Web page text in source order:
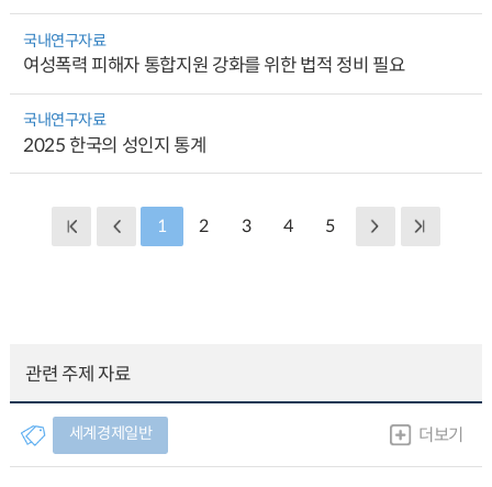
국내연구자료
여성폭력 피해자 통합지원 강화를 위한 법적 정비 필요
국내연구자료
2025 한국의 성인지 통계
1 2 3 4 5
관련 주제 자료
세계경제일반 더보기